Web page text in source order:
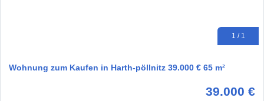
1 / 1
Wohnung zum Kaufen in Harth-pöllnitz 39.000 € 65 m²
39.000 €